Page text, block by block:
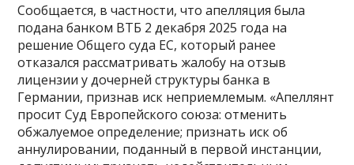
Сообщается, в частности, что апелляция была
подана банком ВТБ 2 декабря 2025 года на
решение Общего суда ЕС, который ранее
отказался рассматривать жалобу на отзыв
лицензии у дочерней структуры банка в
Германии, признав иск неприемлемым. «Апеллянт
просит Суд Европейского союза: отменить
обжалуемое определение; признать иск об
аннулировании, поданный в первой инстанции,